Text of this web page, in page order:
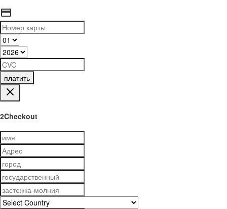
платить
2Checkout